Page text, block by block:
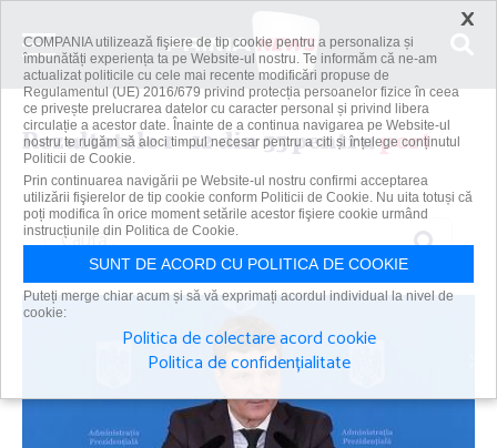
Rezultatele 1 - 12 din 33 pentruport
Caută
×
COMPANIA utilizează fişiere de tip cookie pentru a personaliza și
îmbunătăți experiența ta pe Website-ul nostru. Te informăm că ne-am
actualizat politicile cu cele mai recente modificări propuse de
Regulamentul (UE) 2016/679 privind protecția persoanelor fizice în ceea
ce privește prelucrarea datelor cu caracter personal și privind libera
circulație a acestor date. Înainte de a continua navigarea pe Website-ul
nostru te rugăm să aloci timpul necesar pentru a citi și înțelege conținutul
Politicii de Cookie.
Prin continuarea navigării pe Website-ul nostru confirmi acceptarea
utilizării fişierelor de tip cookie conform Politicii de Cookie. Nu uita totuși că
poți modifica în orice moment setările acestor fişiere cookie urmând
instrucțiunile din Politica de Cookie.
SUNT DE ACORD CU POLITICA DE COOKIE
Puteți merge chiar acum și să vă exprimați acordul individual la nivel de
cookie:
Politica de colectare acord cookie
Politica de confidențialitate